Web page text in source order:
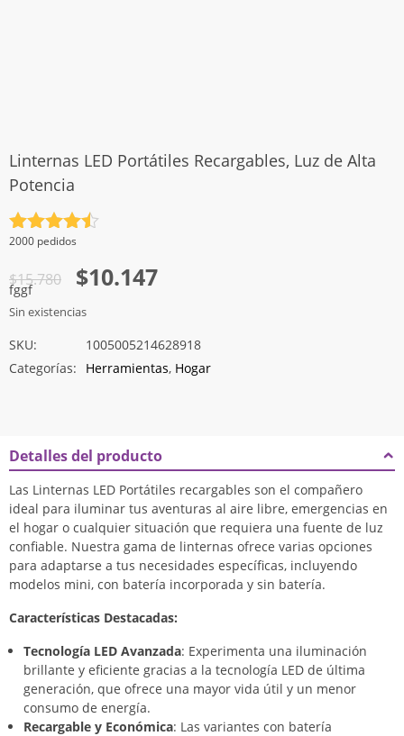
Linternas LED Portátiles Recargables, Luz de Alta
Potencia
Valorado
con
de 5
2000 pedidos
$15.780
El
precio
era:
$15.780.
$10.147
El
precio
es:
$10.147.
Sin existencias
SKU:
1005005214628918
Categorías:
Herramientas, Hogar
Detalles del producto
fggf
Las Linternas LED Portátiles recargables son el compañero
ideal para iluminar tus aventuras al aire libre, emergencias en
el hogar o cualquier situación que requiera una fuente de luz
confiable. Nuestra gama de linternas ofrece varias opciones
para adaptarse a tus necesidades específicas, incluyendo
modelos mini, con batería incorporada y sin batería.
Características Destacadas:
Tecnología LED Avanzada: Experimenta una iluminación
brillante y eficiente gracias a la tecnología LED de última
generación, que ofrece una mayor vida útil y un menor
consumo de energía.
Recargable y Económica: Las variantes con batería